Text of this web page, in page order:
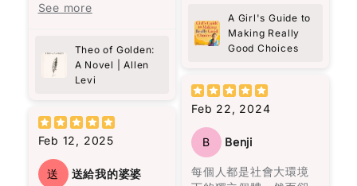
Add files
(Accepts .gif, .jpg, .png and 5MB limit)
Submit
There’s something
almost unreal, but in
a good way. Like
someone you wish
one point I even
thought—this is like
looking at “the face
of heaven.” And yes,
I kind of hope this
See more
Theo of Golden:
A Novel | Allen
Levi
Feb 12, 2025
送 送給我的婆婆
個寂靜的夜晚，依著一
盞忽明忽暗的燭光，悠
悠地回憶著一個已被人
音、悲慘的氣息、熾熱
的慾望、漫長的孤獨，
都在老者的話語間一一
呈現，那個曾經繁榮一
時的地方，最終終歸沉
寂，敵不過自然的摧
毀。
人生哲理只是老生常談
的迷信。”（頁25）他強
調，造就一個人的不是
例如，他到香港後很少
看中文書，因為“學英文
有飯吃，有空只會拿著
英文書刨，有飯吃緊
要。”（頁37）他的批判
性思考、功利而不唯
利、專注自律，都顯示
Elizabeth George is
excellent at
reflecting, while girls
God and become a
better person with a
better childhood! I
really recommend this
book!!!
A Girl's Guide to
Making Really
Good Choices
Feb 22, 2024
B Benji
每個人都是社會大環境